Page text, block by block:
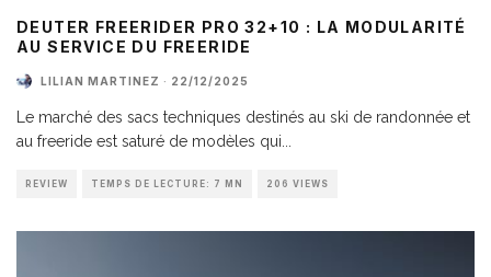
DEUTER FREERIDER PRO 32+10 : LA MODULARITÉ
AU SERVICE DU FREERIDE
LILIAN MARTINEZ · 22/12/2025
Le marché des sacs techniques destinés au ski de randonnée et
au freeride est saturé de modèles qui
REVIEW TEMPS DE LECTURE: 7 MN 206 VIEWS